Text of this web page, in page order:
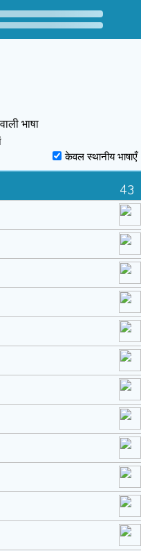
भाषा
केवल स्थानीय भाषाएँ
43